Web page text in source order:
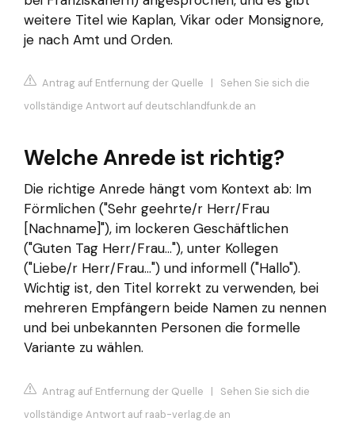
weitere Titel wie Kaplan, Vikar oder Monsignore,
je nach Amt und Orden.
Antrag auf Entfernung der Quelle | Sehen Sie sich die
vollständige Antwort auf deutschlandfunk.de an
Welche Anrede ist richtig?
Die richtige Anrede hängt vom Kontext ab: Im
Förmlichen ("Sehr geehrte/r Herr/Frau
[Nachname]"), im lockeren Geschäftlichen
("Guten Tag Herr/Frau..."), unter Kollegen
("Liebe/r Herr/Frau...") und informell ("Hallo").
Wichtig ist, den Titel korrekt zu verwenden, bei
mehreren Empfängern beide Namen zu nennen
und bei unbekannten Personen die formelle
Variante zu wählen.
Antrag auf Entfernung der Quelle | Sehen Sie sich die
vollständige Antwort auf raab-verlag.de an